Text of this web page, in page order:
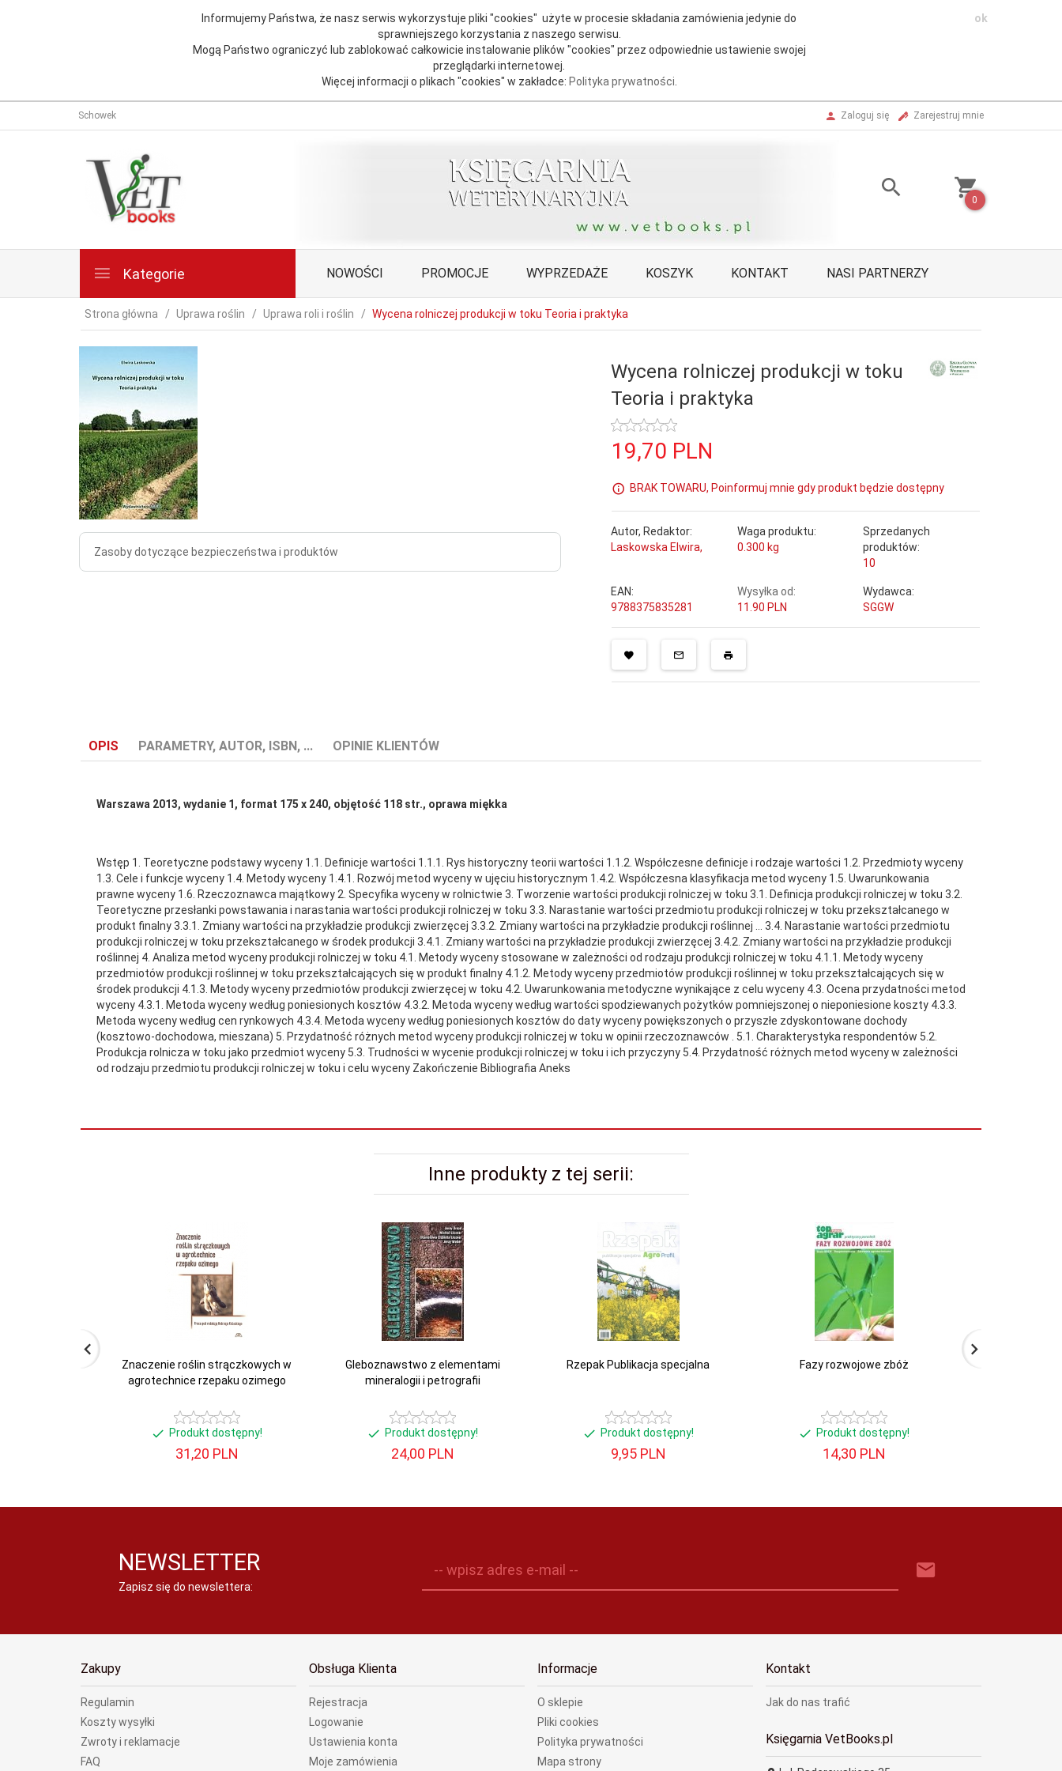
Informujemy Państwa, że nasz serwis wykorzystuje pliki "cookies" użyte w procesie składania zamówienia jedynie do
sprawniejszego korzystania z naszego serwisu.
Mogą Państwo ograniczyć lub zablokować całkowicie instalowanie plików "cookies" przez odpowiednie ustawienie swojej
przeglądarki internetowej.
Więcej informacji o plikach "cookies" w zakładce: Polityka prywatności.
ok
Schowek Zaloguj się Zarejestruj mnie
0
Kategorie NOWOŚCI PROMOCJE WYPRZEDAŻE KOSZYK KONTAKT NASI PARTNERZY
Strona główna Uprawa roślin Uprawa roli i roślin Wycena rolniczej produkcji w toku Teoria i praktyka
Zasoby dotyczące bezpieczeństwa i produktów
Wycena rolniczej produkcji w toku
Teoria i praktyka
19,70 PLN
BRAK TOWARU, Poinformuj mnie gdy produkt będzie dostępny
Autor, Redaktor:
Laskowska Elwira,
Waga produktu:
0.300 kg
Sprzedanych
produktów:
10
EAN:
9788375835281
Wysyłka od:
11.90 PLN
Wydawca:
SGGW
OPIS PARAMETRY, AUTOR, ISBN, ... OPINIE KLIENTÓW
Warszawa 2013, wydanie 1, format 175 x 240, objętość 118 str., oprawa miękka
Wstęp 1. Teoretyczne podstawy wyceny 1.1. Definicje wartości 1.1.1. Rys historyczny teorii wartości 1.1.2. Współczesne definicje i rodzaje wartości 1.2. Przedmioty wyceny
1.3. Cele i funkcje wyceny 1.4. Metody wyceny 1.4.1. Rozwój metod wyceny w ujęciu historycznym 1.4.2. Współczesna klasyfikacja metod wyceny 1.5. Uwarunkowania
prawne wyceny 1.6. Rzeczoznawca majątkowy 2. Specyfika wyceny w rolnictwie 3. Tworzenie wartości produkcji rolniczej w toku 3.1. Definicja produkcji rolniczej w toku 3.2.
Teoretyczne przesłanki powstawania i narastania wartości produkcji rolniczej w toku 3.3. Narastanie wartości przedmiotu produkcji rolniczej w toku przekształcanego w
produkt finalny 3.3.1. Zmiany wartości na przykładzie produkcji zwierzęcej 3.3.2. Zmiany wartości na przykładzie produkcji roślinnej ... 3.4. Narastanie wartości przedmiotu
produkcji rolniczej w toku przekształcanego w środek produkcji 3.4.1. Zmiany wartości na przykładzie produkcji zwierzęcej 3.4.2. Zmiany wartości na przykładzie produkcji
roślinnej 4. Analiza metod wyceny produkcji rolniczej w toku 4.1. Metody wyceny stosowane w zależności od rodzaju produkcji rolniczej w toku 4.1.1. Metody wyceny
przedmiotów produkcji roślinnej w toku przekształcających się w produkt finalny 4.1.2. Metody wyceny przedmiotów produkcji roślinnej w toku przekształcających się w
środek produkcji 4.1.3. Metody wyceny przedmiotów produkcji zwierzęcej w toku 4.2. Uwarunkowania metodyczne wynikające z celu wyceny 4.3. Ocena przydatności metod
wyceny 4.3.1. Metoda wyceny według poniesionych kosztów 4.3.2. Metoda wyceny według wartości spodziewanych pożytków pomniejszonej o nieponiesione koszty 4.3.3.
Metoda wyceny według cen rynkowych 4.3.4. Metoda wyceny według poniesionych kosztów do daty wyceny powiększonych o przyszłe zdyskontowane dochody
(kosztowo-dochodowa, mieszana) 5. Przydatność różnych metod wyceny produkcji rolniczej w toku w opinii rzeczoznawców . 5.1. Charakterystyka respondentów 5.2.
Produkcja rolnicza w toku jako przedmiot wyceny 5.3. Trudności w wycenie produkcji rolniczej w toku i ich przyczyny 5.4. Przydatność różnych metod wyceny w zależności
od rodzaju przedmiotu produkcji rolniczej w toku i celu wyceny Zakończenie Bibliografia Aneks
Autor: Laskowska Elwira
ISBN: 978-83-7583-528-1
Inne produkty z tej serii:
Znaczenie roślin strączkowych w
agrotechnice rzepaku ozimego
Produkt dostępny!
31,20 PLN
Gleboznawstwo z elementami
mineralogii i petrografii
Produkt dostępny!
24,00 PLN
Rzepak Publikacja specjalna
Produkt dostępny!
9,95 PLN
Fazy rozwojowe zbóż
Produkt dostępny!
14,30 PLN
NEWSLETTER
Zapisz się do newslettera:
-- wpisz adres e-mail --
Zakupy
Regulamin
Koszty wysyłki
Zwroty i reklamacje
FAQ
Obsługa Klienta
Rejestracja
Logowanie
Ustawienia konta
Moje zamówienia
Informacje
O sklepie
Pliki cookies
Polityka prywatności
Mapa strony
Kontakt
Jak do nas trafić
Księgarnia VetBooks.pl